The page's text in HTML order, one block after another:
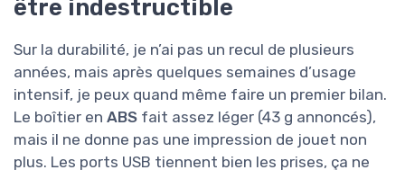
être indestructible
Sur la durabilité, je n’ai pas un recul de plusieurs
années, mais après quelques semaines d’usage
intensif, je peux quand même faire un premier bilan.
Le boîtier en ABS fait assez léger (43 g annoncés),
mais il ne donne pas une impression de jouet non
plus. Les ports USB tiennent bien les prises, ça ne